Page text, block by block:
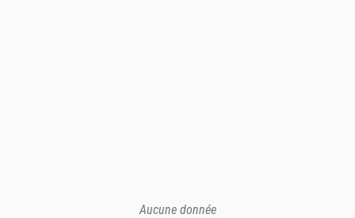
Aucune donnée